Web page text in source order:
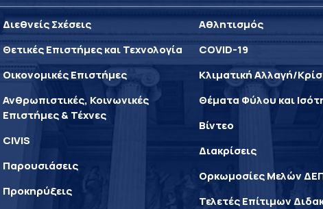
Διεθνείς Σχέσεις
Θετικές Επιστήμες και Τεχνολογία
Οικονομικές Επιστήμες
Ανθρωπιστικές, Κοινωνικές
Επιστήμες & Τέχνες
CIVIS
Παρουσιάσεις
Προκηρύξεις
Αθλητισμός
COVID-19
Κλιματική Αλλαγή/
Θέματα Φύλου και
Βίντεο
Διακρίσεις
Ορκωμοσίες Μελών
Τελετές Επίτιμων